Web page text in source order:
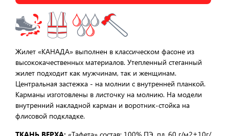
Жилет «КАНАДА» выполнен в классическом фасоне из
высококачественных материалов. Утепленный стеганный
жилет подходит как мужчинам, так и женщинам.
Центральная застежка - на молнии с внутренней планкой.
Карманы изготовлены в листочку на молнию. На модели
внутренний накладной карман и воротник-стойка на
флисовой подкладке.